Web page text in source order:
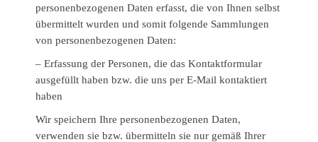
personenbezogenen Daten erfasst, die von Ihnen selbst
übermittelt wurden und somit folgende Sammlungen
von personenbezogenen Daten:
– Erfassung der Personen, die das Kontaktformular
ausgefüllt haben bzw. die uns per E-Mail kontaktiert
haben
Wir speichern Ihre personenbezogenen Daten,
verwenden sie bzw. übermitteln sie nur gemäß Ihrer